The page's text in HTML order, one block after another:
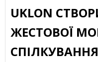
UKLON
ЖЕСТОВОЇ